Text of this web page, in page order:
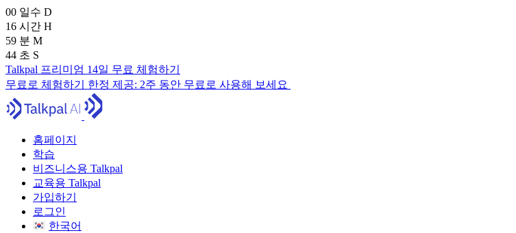
00 일수 D
16 시간 H
59 분 M
42 초 S
Talkpal 프리미엄 14일 무료 체험하기
무료로 체험하기 한정 제공: 2주 동안 무료로 사용해 보세요
홈페이지
학습
비즈니스용 Talkpal
교육용 Talkpal
가입하기
로그인
한국어